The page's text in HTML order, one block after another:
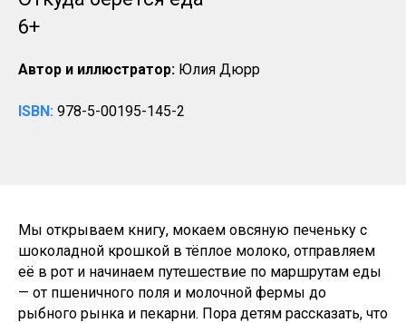
6+
Автор и иллюстратор: Юлия Дюрр
ISBN: 978-5-00195-145-2
Мы открываем книгу, мокаем овсяную печеньку с
шоколадной крошкой в тёплое молоко, отправляем
её в рот и начинаем путешествие по маршрутам еды
— от пшеничного поля и молочной фермы до
рыбного рынка и пекарни. Пора детям рассказать, что